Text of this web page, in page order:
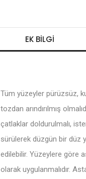
EK BILGI
Tüm yüzeyler pürüzsüz,
tozdan arındırılmış
çatlaklar doldurulmalı,
sürülerek düzgün bir düz
edilebilir. Yüzeylere göre
olarak uygulanmalıdır.